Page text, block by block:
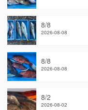
8/8
2026-08-08
8/8
2026-08-08
8/2
2026-08-02